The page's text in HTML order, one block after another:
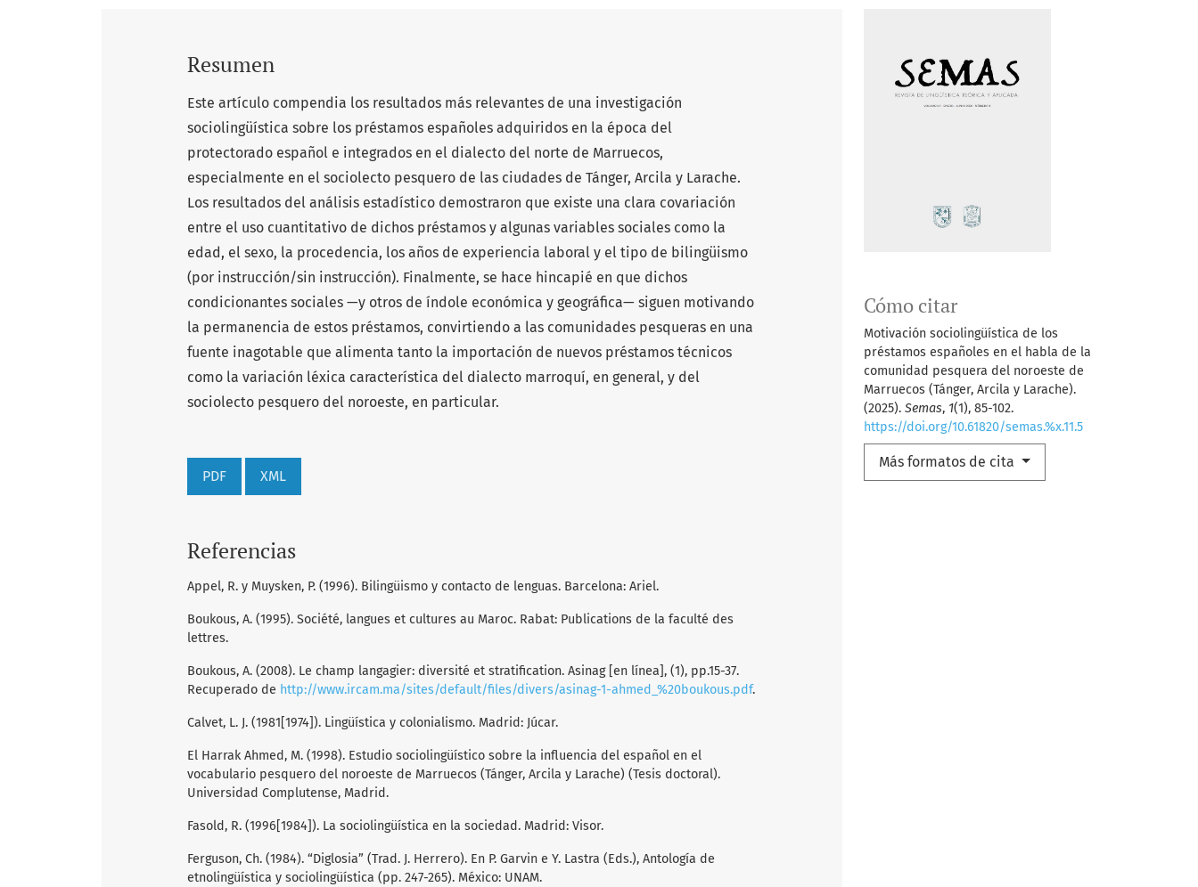
Cómo citar
Motivación sociolingüística de los
préstamos españoles en el habla de la
comunidad pesquera del noroeste de
Marruecos (Tánger, Arcila y Larache).
(2025). Semas, 1(1), 85-102.
https://doi.org/10.61820/semas.%x.11.5
Más formatos de cita
Resumen
Este artículo compendia los resultados más relevantes de una investigación
sociolingüística sobre los préstamos españoles adquiridos en la época del
protectorado español e integrados en el dialecto del norte de Marruecos,
especialmente en el sociolecto pesquero de las ciudades de Tánger, Arcila y Larache.
Los resultados del análisis estadístico demostraron que existe una clara covariación
entre el uso cuantitativo de dichos préstamos y algunas variables sociales como la
edad, el sexo, la procedencia, los años de experiencia laboral y el tipo de bilingüismo
(por instrucción/sin instrucción). Finalmente, se hace hincapié en que dichos
condicionantes sociales —y otros de índole económica y geográfica— siguen motivando
la permanencia de estos préstamos, convirtiendo a las comunidades pesqueras en una
fuente inagotable que alimenta tanto la importación de nuevos préstamos técnicos
como la variación léxica característica del dialecto marroquí, en general, y del
sociolecto pesquero del noroeste, en particular.
PDF XML
Referencias
Appel, R. y Muysken, P. (1996). Bilingüismo y contacto de lenguas. Barcelona: Ariel.
Boukous, A. (1995). Société, langues et cultures au Maroc. Rabat: Publications de la faculté des
lettres.
Boukous, A. (2008). Le champ langagier: diversité et stratification. Asinag [en línea], (1), pp.15-37.
Recuperado de http://www.ircam.ma/sites/default/files/divers/asinag-1-ahmed_%20boukous.pdf.
Calvet, L. J. (1981[1974]). Lingüística y colonialismo. Madrid: Júcar.
El Harrak Ahmed, M. (1998). Estudio sociolingüístico sobre la influencia del español en el
vocabulario pesquero del noroeste de Marruecos (Tánger, Arcila y Larache) (Tesis doctoral).
Universidad Complutense, Madrid.
Fasold, R. (1996[1984]). La sociolingüística en la sociedad. Madrid: Visor.
Ferguson, Ch. (1984). “Diglosia” (Trad. J. Herrero). En P. Garvin e Y. Lastra (Eds.), Antología de
etnolingüística y sociolingüística (pp. 247-265). México: UNAM.